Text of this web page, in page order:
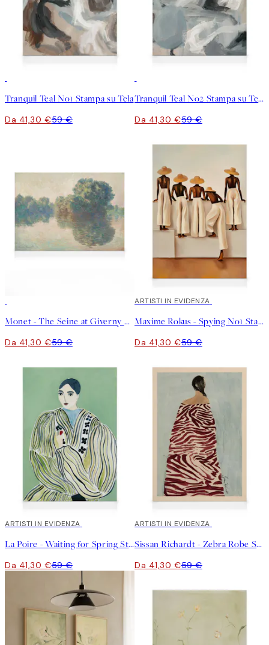
Tranquil Teal No1 Stampa su Tela
Da 41,30 €59 €
Tranquil Teal No2 Stampa su Tela
Da 41,30 €59 €
Monet - The Seine at Giverny Stampa su Tela
Da 41,30 €59 €
30%*
ARTISTI IN EVIDENZA
Maxime Rokus - Spying No1 Stampa su Tela
Da 41,30 €59 €
30%*
ARTISTI IN EVIDENZA
La Poire - Waiting for Spring Stampa su Tela
Da 41,30 €59 €
30%*
ARTISTI IN EVIDENZA
Sissan Richardt - Zebra Robe Stampa su Tela
Da 41,30 €59 €